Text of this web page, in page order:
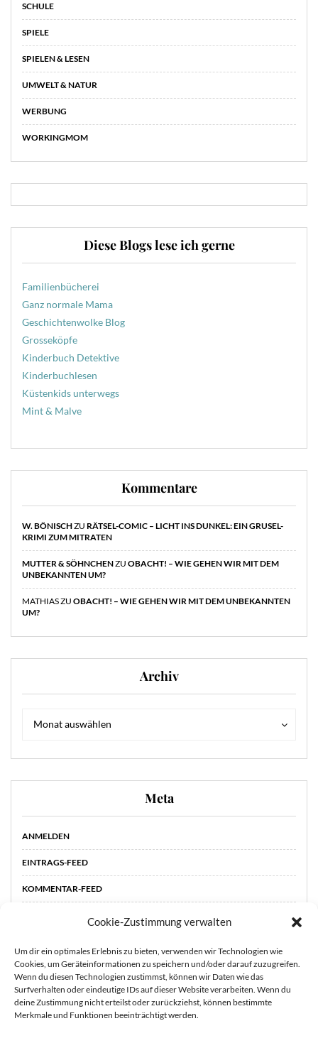
Cookie-Zustimmung verwalten
Um dir ein optimales Erlebnis zu bieten, verwenden wir Technologien wie
Cookies, um Geräteinformationen zu speichern und/oder darauf zuzugreifen.
Wenn du diesen Technologien zustimmst, können wir Daten wie das
Surfverhalten oder eindeutige IDs auf dieser Website verarbeiten. Wenn du
deine Zustimmung nicht erteilst oder zurückziehst, können bestimmte
Merkmale und Funktionen beeinträchtigt werden.
SCHULE
SPIELE
SPIELEN & LESEN
UMWELT & NATUR
WERBUNG
WORKINGMOM
Diese Blogs lese ich gerne
Familienbücherei
Ganz normale Mama
Geschichtenwolke Blog
Grosseköpfe
Kinderbuch Detektive
Kinderbuchlesen
Küstenkids unterwegs
Mint & Malve
Kommentare
W. BÖNISCHZU RÄTSEL-COMIC – LICHT INS DUNKEL: EIN GRUSEL-
KRIMI ZUM MITRATEN
MUTTER & SÖHNCHENZU OBACHT! – WIE GEHEN WIR MIT DEM
UNBEKANNTEN UM?
MATHIASZU OBACHT! – WIE GEHEN WIR MIT DEM UNBEKANNTEN
UM?
Archiv
Monat auswählen
Meta
ANMELDEN
EINTRAGS-FEED
KOMMENTAR-FEED